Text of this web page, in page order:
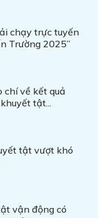
chạy trực tuyến
Trường 2025”
chí về kết quả
tật...
tật vượt khó
vận động có